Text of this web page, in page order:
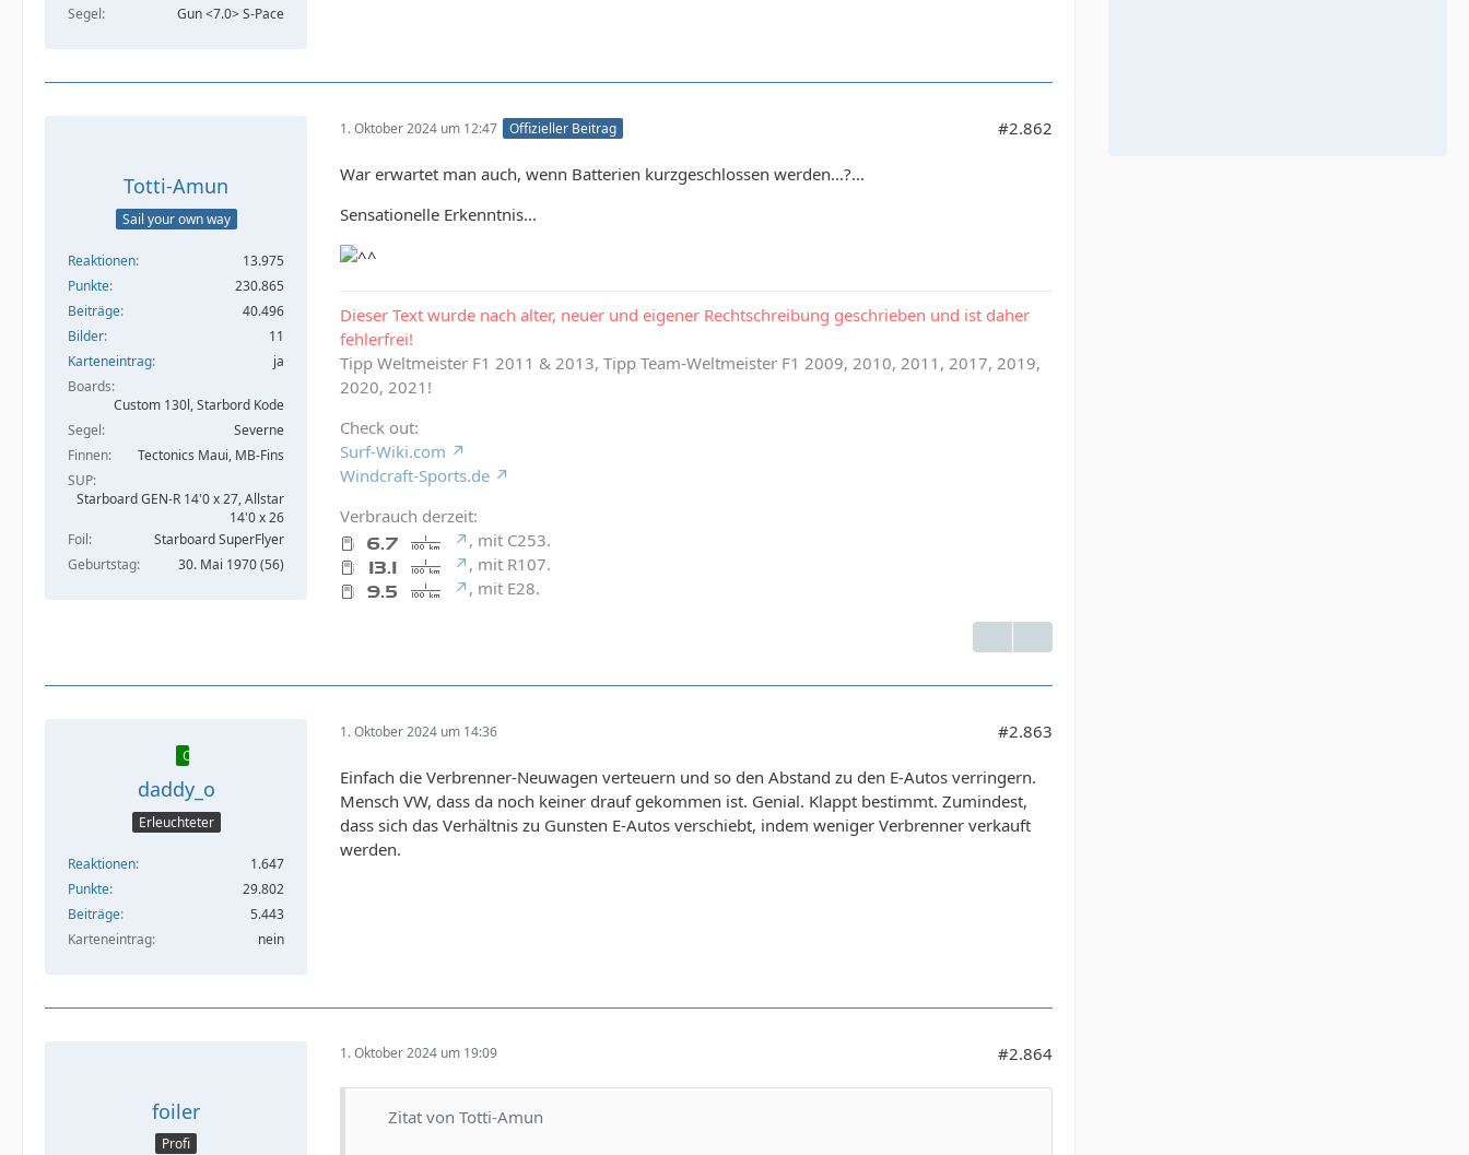
Segel
Gun <7.0> S-Pace
Totti-Amun
Sail your own way
Reaktionen
13.975
Punkte
230.865
Beiträge
40.496
Bilder
11
Karteneintrag
ja
Boards
Custom 130l, Starbord Kode
Segel
Severne
Finnen
Tectonics Maui, MB-Fins
SUP
Starboard GEN-R 14'0 x 27, Allstar
14'0 x 26
Foil
Starboard SuperFlyer
Geburtstag
30. Mai 1970 (56)
1. Oktober 2024 um 12:47 Offizieller Beitrag #2.862
War erwartet man auch, wenn Batterien kurzgeschlossen werden...?...
Sensationelle Erkenntnis...
Dieser Text wurde nach alter, neuer und eigener Rechtschreibung geschrieben und ist daher
fehlerfrei!
Tipp Weltmeister F1 2011 & 2013, Tipp Team-Weltmeister F1 2009, 2010, 2011, 2017, 2019,
2020, 2021!
Check out:
Surf-Wiki.com
Windcraft-Sports.de
Verbrauch derzeit:
, mit C253.
, mit R107.
, mit E28.
Online
daddy_o
Erleuchteter
Reaktionen
1.647
Punkte
29.802
Beiträge
5.443
Karteneintrag
nein
1. Oktober 2024 um 14:36 #2.863
Einfach die Verbrenner-Neuwagen verteuern und so den Abstand zu den E-Autos verringern.
Mensch VW, dass da noch keiner drauf gekommen ist. Genial. Klappt bestimmt. Zumindest,
dass sich das Verhältnis zu Gunsten E-Autos verschiebt, indem weniger Verbrenner verkauft
werden.
foiler
Profi
1. Oktober 2024 um 19:09 #2.864
Zitat von Totti-Amun